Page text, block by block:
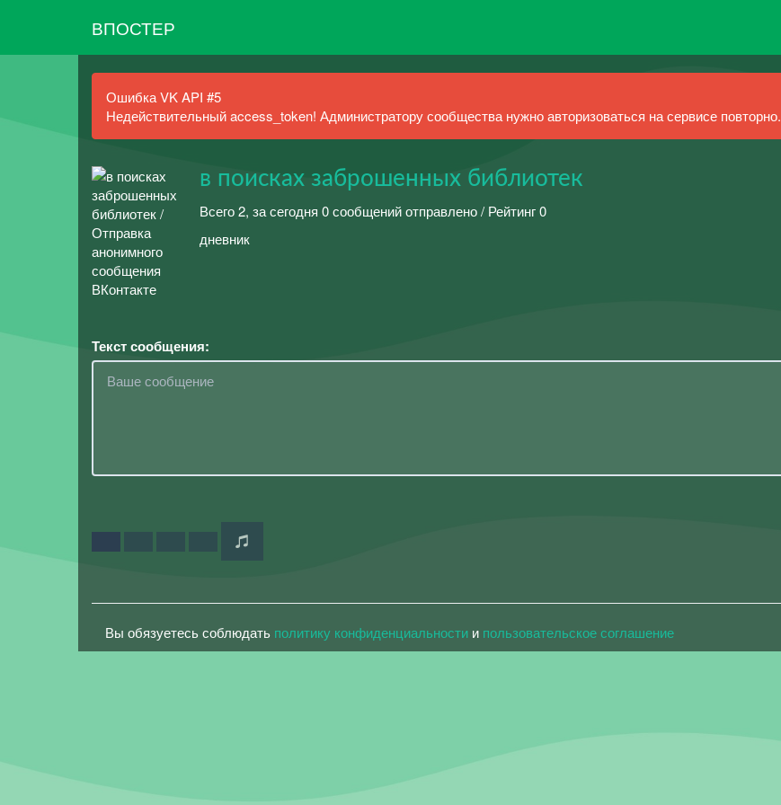
ВПОСТЕР
Ошибка VK API #5
Недействительный access_token! Администратору сообщества нужно авторизоваться на сервисе повторно.
в поисках заброшенных библиотек
Всего 2, за сегодня 0 сообщений отправлено / Рейтинг 0
дневник
Текст сообщения:
Вы обязуетесь соблюдать политику конфиденциальности и пользовательское соглашение